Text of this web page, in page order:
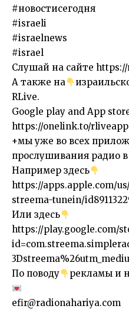
#новостисегодня
#israeli
#israelnews
#israel
Слушай на сайте
А также на
RLive.
Google play and App
https://onelink.to/rliveapp
+мы уже во всех
прослушивания радио
Например здесь
https://apps.apple.com/
streema-tunein/
Или здесь
https://play.google.com/
По поводу
рекламы и
efir@radionahariya.com